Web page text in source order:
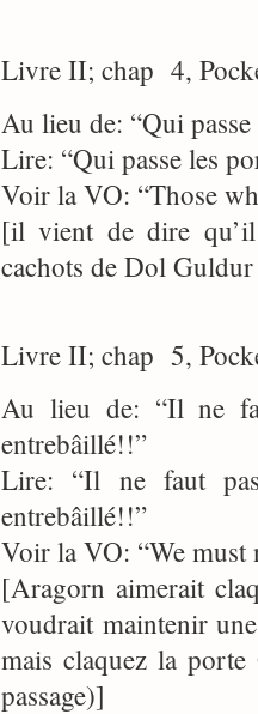
Livre II; chap 4,
Au lieu de: “Qui
Lire: “Qui passe les
Voir la VO: “Those
[il vient de dire
cachots de Dol
Livre II; chap 5,
Au lieu de: “Il ne
entrebâillé!!”
Lire: “Il ne faut
entrebâillé!!”
Voir la VO: “We must
[Aragorn aimerait
voudrait maintenir
mais claquez la
passage)]